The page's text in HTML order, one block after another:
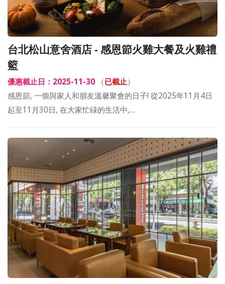
台北松山意舍酒店 - 感恩節火雞大餐及火雞禮
籃
優惠截止日：2025-11-30 （已截止）
感恩節, 一個與家人和朋友溫馨聚會的日子! 從2025年11月4日
起至11月30日, 在大家忙碌的生活中,…